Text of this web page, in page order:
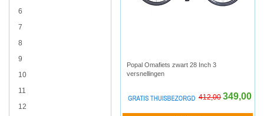
6
7
8
9
10
11
12
Popal Omafiets zwart 28 Inch 3
versnellingen
412,00 349,00